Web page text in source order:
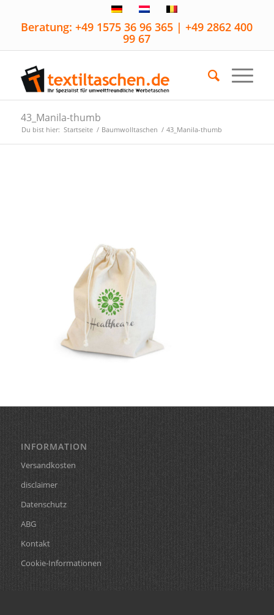
Beratung: +49 1575 36 96 365 | +49 2862 400
99 67
43_Manila-thumb
Du bist hier: Startseite / Baumwolltaschen / 43_Manila-thumb
INFORMATION
Versandkosten
disclaimer
Datenschutz
ABG
Kontakt
Cookie-Informationen